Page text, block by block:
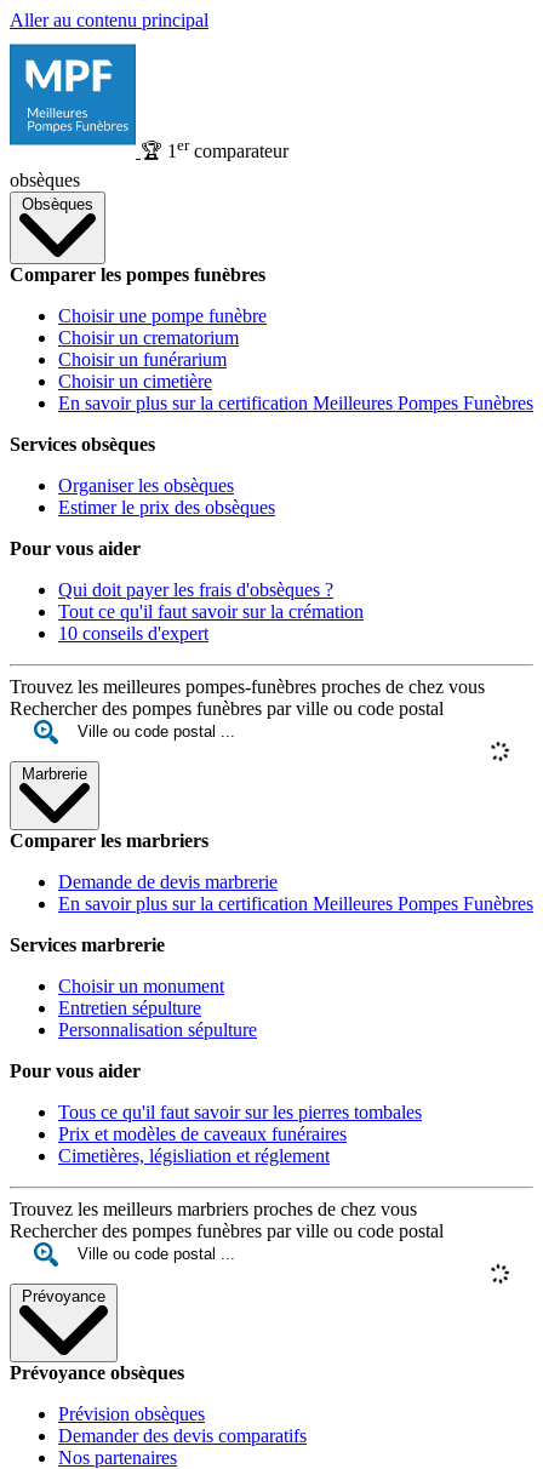
Aller au contenu principal
🏆 1 ercomparateur
obsèques
Obsèques
Comparer les pompes funèbres
Choisir une pompe funèbre
Choisir un crematorium
Choisir un funérarium
Choisir un cimetière
En savoir plus sur la certification Meilleures Pompes Funèbres
Services obsèques
Organiser les obsèques
Estimer le prix des obsèques
Pour vous aider
Qui doit payer les frais d'obsèques ?
Tout ce qu'il faut savoir sur la crémation
10 conseils d'expert
Trouvez les meilleures pompes-funèbres proches de chez vous
Rechercher des pompes funèbres par ville ou code postal
Marbrerie
Comparer les marbriers
Demande de devis marbrerie
En savoir plus sur la certification Meilleures Pompes Funèbres
Services marbrerie
Choisir un monument
Entretien sépulture
Personnalisation sépulture
Pour vous aider
Tous ce qu'il faut savoir sur les pierres tombales
Prix et modèles de caveaux funéraires
Cimetières, législiation et réglement
Trouvez les meilleurs marbriers proches de chez vous
Rechercher des pompes funèbres par ville ou code postal
Prévoyance
Prévoyance obsèques
Prévision obsèques
Demander des devis comparatifs
Nos partenaires